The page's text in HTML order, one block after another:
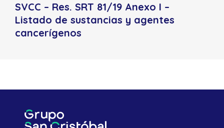
SVCC – Res. SRT 81/19 Anexo I –
Listado de sustancias y agentes
cancerígenos